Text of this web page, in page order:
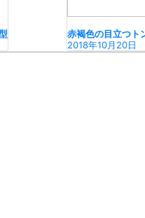
赤褐色の目立つト
2018年10月20日